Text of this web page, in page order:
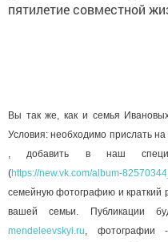
пятилетие совместной
Вы так же, как и семья
Условия: необходимо прислать на
, добавить в наш
(https://new.vk.com/album-
семейную фотографию и краткий
вашей семьи. Публикации
mendeleevskyi.ru, фотографии -